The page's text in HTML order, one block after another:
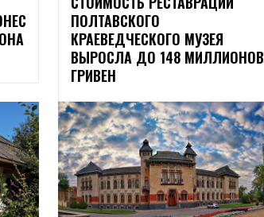
ПОЛТАВСКОГО
КРАЕВЕДЧЕСКОГО МУЗЕЯ
ВЫРОСЛА ДО 148 МИЛЛИОНОВ
ГРИВЕН